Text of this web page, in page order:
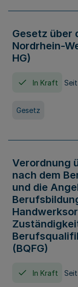
Gesetz über
Nordrhein-
HG)
In Kraft
Gesetz
Verordnung
nach dem
und die
(BQFG)
In Kraft